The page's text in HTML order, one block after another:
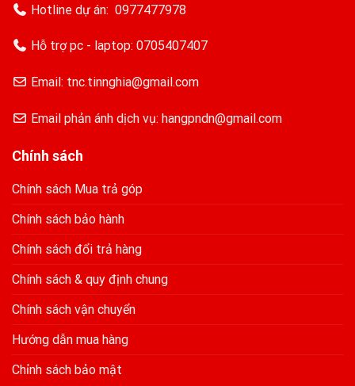
Hotline dự án: 0977477978
Hỗ trợ pc - laptop: 0705407407
Email: tnc.tinnghia@gmail.com
Email phản ánh dịch vụ: hangpndn@gmail.com
Chính sách
Chính sách Mua trả góp
Chính sách bảo hành
Chính sách đổi trả hàng
Chính sách & quy định chung
Chính sách vận chuyển
Hướng dẫn mua hàng
Chỉnh sách bảo mật